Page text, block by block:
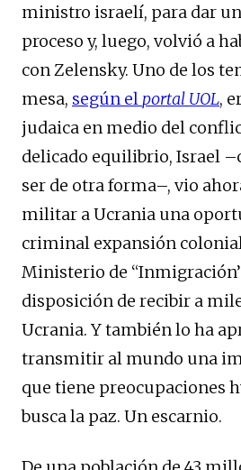
ministro israelí, para dar
proceso y, luego, volvió a
con Zelensky. Uno de los
mesa, según elportal UOL,
judaica en medio del
delicado equilibrio, Israel
ser de otra forma–, vio
militar a Ucrania una
criminal expansión
Ministerio de
disposición de recibir a
Ucrania. Y también lo ha
transmitir al mundo una
que tiene preocupaciones
busca la paz. Un escarnio.